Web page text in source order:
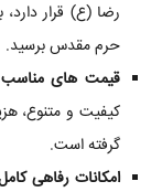
رضا (ع) قرار دارد،
حرم مقدس برسید.
قیمت های
کیفیت و متنوع،
گرفته است.
امکانات رفاهی